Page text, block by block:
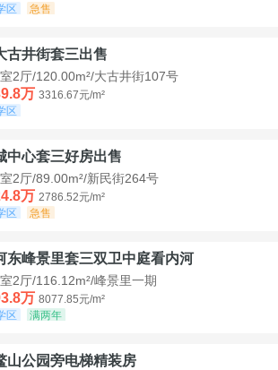
区
急售
古井街套三出售
2厅/120.00m²/大古井街107号
万 3316.67元/m²
区
中心套三好房出售
2厅/89.00m²/新民街264号
万 2786.52元/m²
区
急售
东峰景里套三双卫中庭看内河
2厅/116.12m²/峰景里一期
万 8077.85元/m²
区
满两年
山公园旁电梯精装房